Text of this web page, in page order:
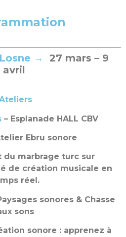
→
27 mars – 9
avril
– Esplanade HALL CBV
Ebru sonore
du marbrage turc sur
de création musicale en
réel.
sonores & Chasse
sons
sonore : apprenez à